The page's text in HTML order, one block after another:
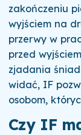
zakończeniu
wyjściem na
przerwy w
przed
zjadania
widać, IF
osobom,
Czy IF